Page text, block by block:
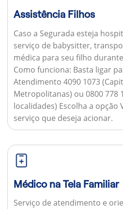
Assistência Filhos
Caso a Segurada esteja
serviço de babysitter,
médica para seu filho
Como funciona: Basta ligar
Atendimento 4090 1073
Metropolitanas) ou 0800 778
localidades) Escolha a opção
serviço que deseja acionar.
Médico na Tela Familiar
Serviço de atendimento e